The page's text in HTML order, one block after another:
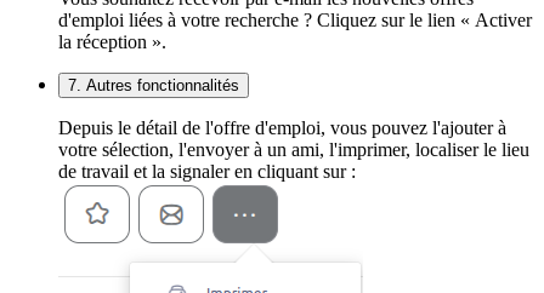
d'emploi liées à votre recherche ? Cliquez sur le lien « Activer
la réception ».
7. Autres fonctionnalités
Depuis le détail de l'offre d'emploi, vous pouvez l'ajouter à
votre sélection, l'envoyer à un ami, l'imprimer, localiser le lieu
de travail et la signaler en cliquant sur :